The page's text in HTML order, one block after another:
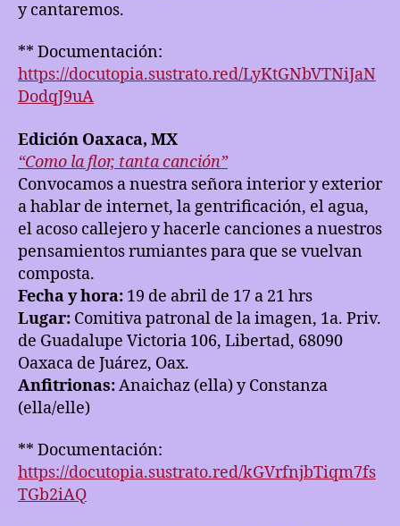
y cantaremos.
** Documentación:
https://docutopia.sustrato.red/LyKtGNbVTNiJaN
DodqJ9uA
Edición Oaxaca, MX
“Como la flor, tanta canción”
Convocamos a nuestra señora interior y exterior
a hablar de internet, la gentrificación, el agua,
el acoso callejero y hacerle canciones a nuestros
pensamientos rumiantes para que se vuelvan
composta.
Fecha y hora: 19 de abril de 17 a 21 hrs
Lugar: Comitiva patronal de la imagen, 1a. Priv.
de Guadalupe Victoria 106, Libertad, 68090
Oaxaca de Juárez, Oax.
Anfitrionas:Anaichaz (ella) y Constanza
(ella/elle)
** Documentación:
https://docutopia.sustrato.red/kGVrfnjbTiqm7fs
TGb2iAQ